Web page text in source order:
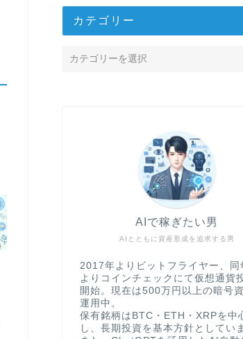
カテゴリー
AIとともに資産形成を追求する男
AIで稼ぎたい男
2017年よりビットフライヤー、同
よりコインチェックにて仮想通貨
開始。現在は500万円以上の暗号
運用中。
保有銘柄はBTC・ETH・XRPを中
し、長期投資を基本方針としてい